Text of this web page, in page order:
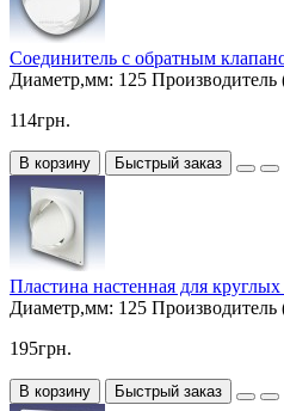
Соединитель с обратным
Диаметр,мм: 125 Производитель
114грн.
В корзину Быстрый заказ
Пластина настенная для
Диаметр,мм: 125 Производитель
195грн.
В корзину Быстрый заказ